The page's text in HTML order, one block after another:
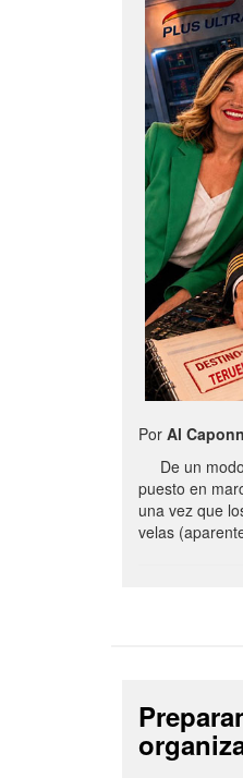
Por Al
De un modo
puesto en
una vez que
velas